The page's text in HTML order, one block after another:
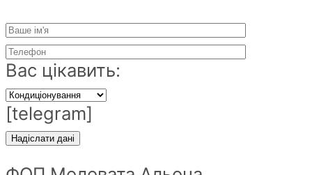
Вас цікавить:
[telegram]